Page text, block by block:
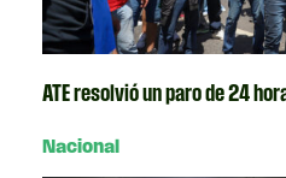
ATE resolvió un paro de 24
Nacional